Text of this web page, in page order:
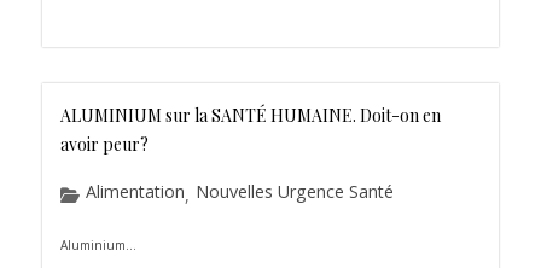
ALUMINIUM sur la SANTÉ HUMAINE. Doit-on en
avoir peur?
Alimentation, Nouvelles Urgence Santé
Aluminium...